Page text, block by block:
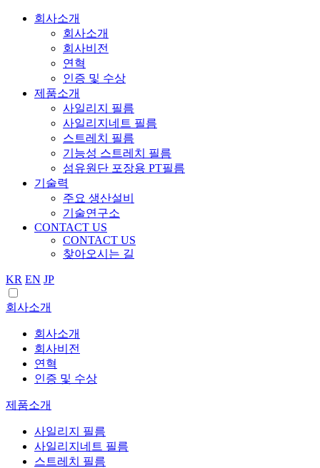
회사소개
회사소개
회사비전
연혁
인증 및 수상
제품소개
사일리지 필름
사일리지네트 필름
스트레치 필름
기능성 스트레치 필름
섬유원단 포장용 PT필름
기술력
주요 생산설비
기술연구소
CONTACT US
CONTACT US
찾아오시는 길
KR EN JP
회사소개
회사소개
회사비전
연혁
인증 및 수상
제품소개
사일리지 필름
사일리지네트 필름
스트레치 필름